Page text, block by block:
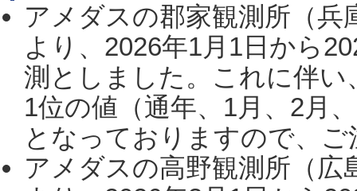
アメダスの郡家観測所（
より、2026年1月1日から
測としました。これに伴い
1位の値（通年、1月、2月
となっておりますので、
アメダスの高野観測所（